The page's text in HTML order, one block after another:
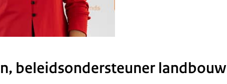
beleidsondersteuner landbouw